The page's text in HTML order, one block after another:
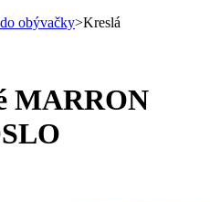
obývačky>Kreslá
MARRON